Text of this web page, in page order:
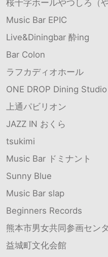
桜十字ホールやつしろ（
Music Bar EPIC
Live&Diningbar 酔ing
Bar Colon
ラフカディオホール
ONE DROP Dining Studio
上通パビリオン
JAZZ IN おくら
tsukimi
Music Bar ドミナント
Sunny Blue
Music Bar slap
Beginners Records
熊本市男女共同参画セン
益城町文化会館